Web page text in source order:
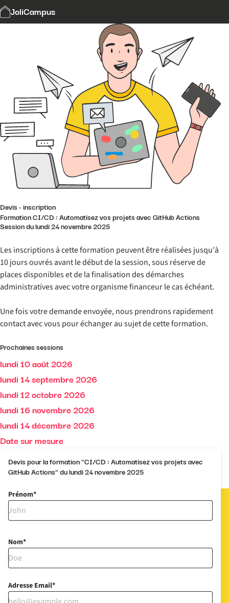
JoliCampus
Modalités et délais d'accès
Formation CI/CD : Automatisez vos projets avec GitHub Actions
Devis - inscription
Session du lundi 24 novembre 2025
Les inscriptions à cette formation peuvent être réalisées jusqu'à
10 jours ouvrés avant le début de la session, sous réserve de
places disponibles et de la finalisation des démarches
administratives avec votre organisme financeur le cas échéant.
Une fois votre demande envoyée, nous prendrons rapidement
contact avec vous pour échanger au sujet de cette formation.
Prochaines sessions
lundi 10 août 2026
lundi 14 septembre 2026
lundi 12 octobre 2026
lundi 16 novembre 2026
lundi 14 décembre 2026
Date sur mesure
Devis pour la formation "CI/CD : Automatisez vos projets avec
GitHub Actions" du lundi 24 novembre 2025
Prénom
Nom
Adresse Email